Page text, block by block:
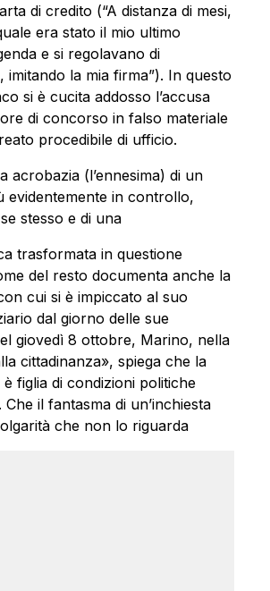
di credito (“A distanza di mesi,
era stato il mio ultimo
e si regolavano di
imitando la mia firma”). In questo
si è cucita addosso l’accusa
di concorso in falso materiale
procedibile di ufficio.
acrobazia (l’ennesima) di un
evidentemente in controllo,
stesso e di una
trasformata in questione
del resto documenta anche la
cui si è impiccato al suo
dal giorno delle sue
giovedì 8 ottobre, Marino, nella
cittadinanza», spiega che la
è figlia di condizioni politiche
il fantasma di un’inchiesta
che non lo riguarda